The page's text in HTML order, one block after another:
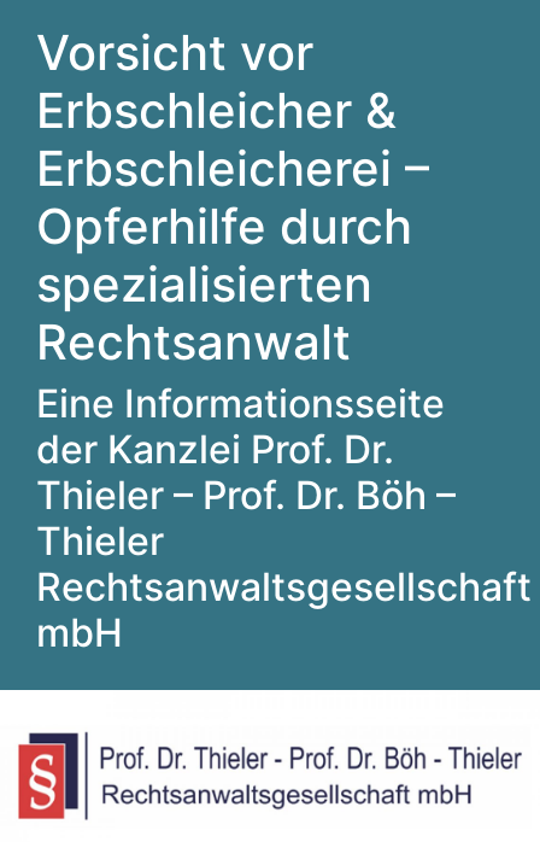
Vorsicht vor
Erbschleicher &
Erbschleicherei –
Opferhilfe durch
spezialisierten
Rechtsanwalt
Eine Informationsseite
der Kanzlei Prof. Dr.
Thieler – Prof. Dr. Böh –
Thieler
Rechtsanwaltsgesellschaft
mbH